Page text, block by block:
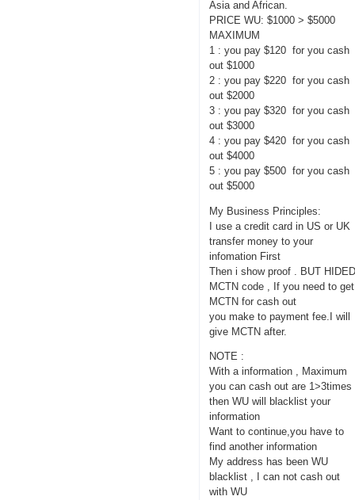
Asia and African.
PRICE WU: $1000 > $5000
MAXIMUM
1 : you pay $120 for you cash
out $1000
2 : you pay $220 for you cash
out $2000
3 : you pay $320 for you cash
out $3000
4 : you pay $420 for you cash
out $4000
5 : you pay $500 for you cash
out $5000
My Business Principles:
I use a credit card in US or UK
transfer money to your
infomation First
Then i show proof . BUT
MCTN code , If you need to get
MCTN for cash out
you make to payment fee.I will
give MCTN after.
NOTE :
With a information , Maximum
you can cash out are 1>3times
then WU will blacklist your
information
Want to continue,you have to
find another information
My address has been WU
blacklist , I can not cash out
with WU